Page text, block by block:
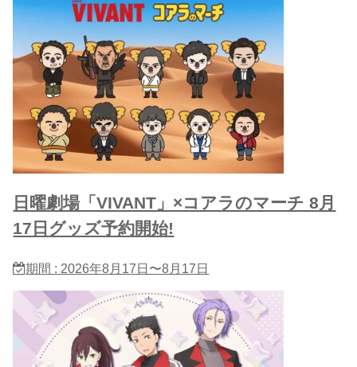
日曜劇場「VIVANT」×コアラのマーチ 8月
17日グッズ予約開始!
期間 : 2026年8月17日〜8月17日